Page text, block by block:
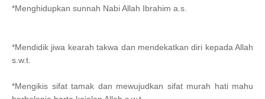
*Menghidupkan sunnah Nabi Allah Ibrahim a.s.
*Mendidik jiwa kearah takwa dan mendekatkan diri kepada Allah
s.w.t.
*Mengikis sifat tamak dan mewujudkan sifat murah hati mahu